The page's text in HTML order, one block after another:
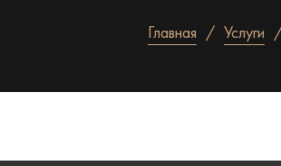
Главная Услуги